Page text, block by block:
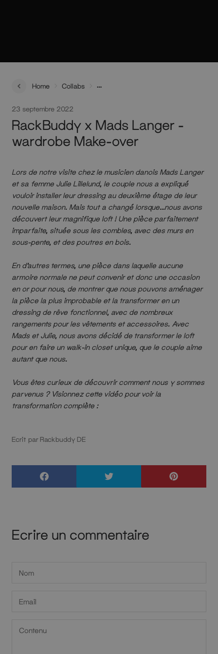
Home
Collabs
23 septembre 2022
RackBuddy x Mads Langer -
wardrobe Make-over
Lors de notre visite chez le musicien danois Mads Langer
et sa femme Julie Lillelund, le couple nous a expliqué
vouloir installer leur dressing au deuxième étage de leur
nouvelle maison. Mais tout a changé lorsque…nous avons
découvert leur magnifique loft ! Une pièce parfaitement
imparfaite, située sous les combles, avec des murs en
sous-pente, et des poutres en bois.
En d’autres termes, une pièce dans laquelle aucune
armoire normale ne peut convenir et donc une occasion
en or pour nous, de montrer que nous pouvons aménager
la pièce la plus improbable et la transformer en un
dressing de rêve fonctionnel, avec de nombreux
rangements pour les vêtements et accessoires. Avec
Mads et Julie, nous avons décidé de transformer le loft
pour en faire un walk-in closet unique, que le couple aime
autant que nous.
Vous êtes curieux de découvrir comment nous y sommes
parvenus ? Visionnez cette vidéo pour voir la
transformation complète :
Ecrit par Rackbuddy DE
Ecrire un commentaire